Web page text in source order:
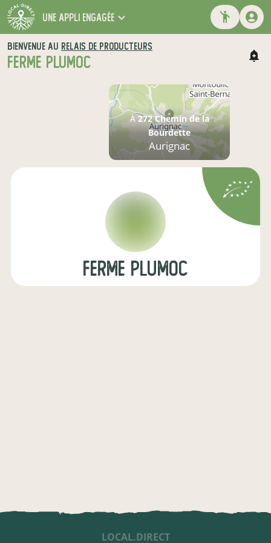
une appli engagée
BIENVENUE AU RELAIS DE PRODUCTEURS
FERME PLUMOC
À272 Chemin de la
Bourdette
Aurignac
ferme plumOc
LOCAL.DIRECT